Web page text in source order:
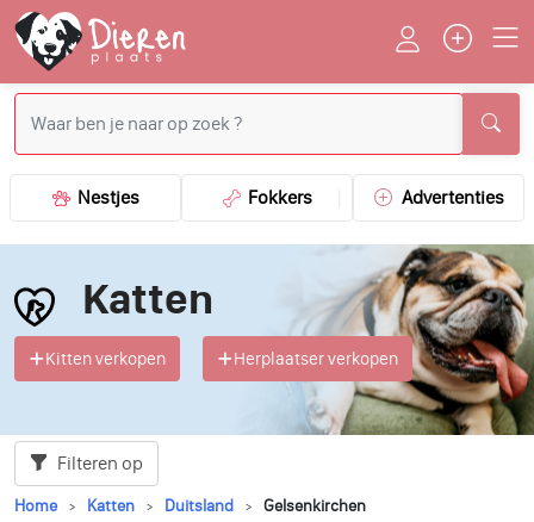
Nestjes Fokkers Advertenties
Katten
Kitten verkopen Herplaatser verkopen
Filteren op
Home Katten Duitsland Gelsenkirchen